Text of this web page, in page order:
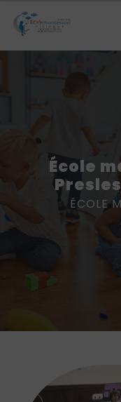
école maternelle privée
ÉCOLE
Panneau de gestion